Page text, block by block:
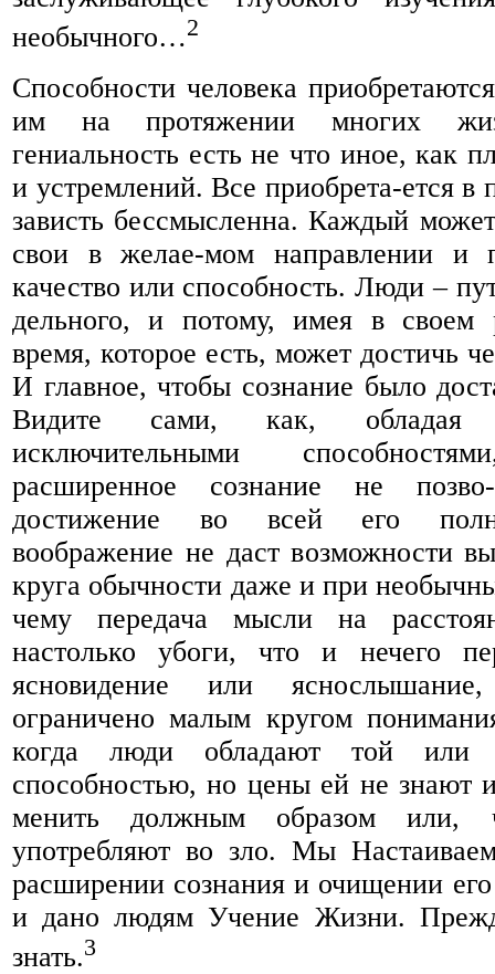
необычного…2
Способности человека
им на протяжении многих
гениальность есть не что иное, как
и устремлений. Все приобрета-ется в
зависть бессмысленна. Каждый
свои в желае-мом направлении и
качество или способность. Люди –
дельного, и потому, имея в своем
время, которое есть, может достичь
И главное, чтобы сознание было
Видите сами, как, обладая
исключительными
расширенное сознание не позво-
достижение во всей его
воображение не даст возможности
круга обычности даже и при
чему передача мысли на
настолько убоги, что и нечего
ясновидение или
ограничено малым кругом
когда люди обладают той или
способностью, но цены ей не знают
менить должным образом или,
употребляют во зло. Мы
расширении сознания и очищении
и дано людям Учение Жизни.
знать.3